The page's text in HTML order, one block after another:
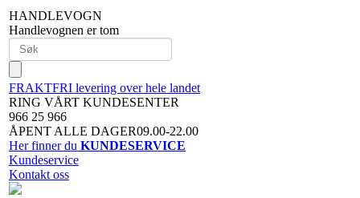
HANDLEVOGN
Handlevognen er tom
FRAKTFRI levering over hele landet
RING VÅRT KUNDESENTER
966 25 966
ÅPENT ALLE DAGER09.00-22.00
Her finner du KUNDESERVICE
Kundeservice
Kontakt oss